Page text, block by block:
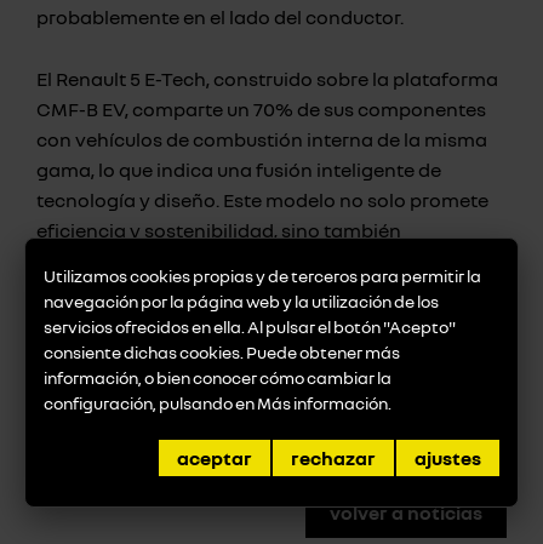
probablemente en el lado del conductor.
El Renault 5 E-Tech, construido sobre la plataforma
CMF-B EV, comparte un 70% de sus componentes
con vehículos de combustión interna de la misma
gama, lo que indica una fusión inteligente de
tecnología y diseño. Este modelo no solo promete
eficiencia y sostenibilidad, sino también
atractiva para una amplia gama de consumidores.
Entraaquísi quieres ver las imágenes filtradas de
Renault 5 E-tech
volver a noticias
Utilizamos cookies propias y de terceros para permitir la
navegación por la página web y la utilización de los
servicios ofrecidos en ella. Al pulsar el botón "Acepto"
consiente dichas cookies. Puede obtener más
información, o bien conocer cómo cambiar la
configuración, pulsando enMás información
aceptar rechazar ajustes